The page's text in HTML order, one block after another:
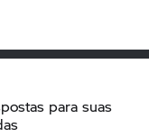
para suas